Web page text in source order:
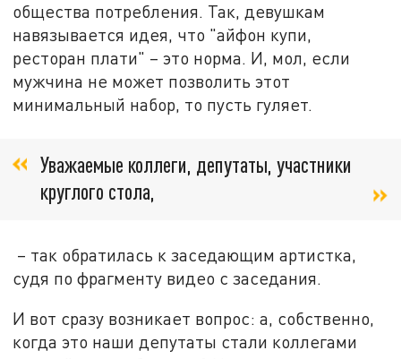
общества потребления. Так, девушкам
навязывается идея, что "айфон купи,
ресторан плати" – это норма. И, мол, если
мужчина не может позволить этот
минимальный набор, то пусть гуляет.
Уважаемые коллеги, депутаты, участники
круглого стола,
– так обратилась к заседающим артистка,
судя по фрагменту видео с заседания.
И вот сразу возникает вопрос: а, собственно,
когда это наши депутаты стали коллегами